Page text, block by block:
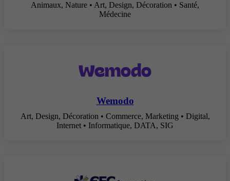
Animaux, Nature • Art, Design, Décoration • Santé,
Médecine
Wemodo
Art, Design, Décoration • Commerce, Marketing • Digital,
Internet • Informatique, DATA, SIG